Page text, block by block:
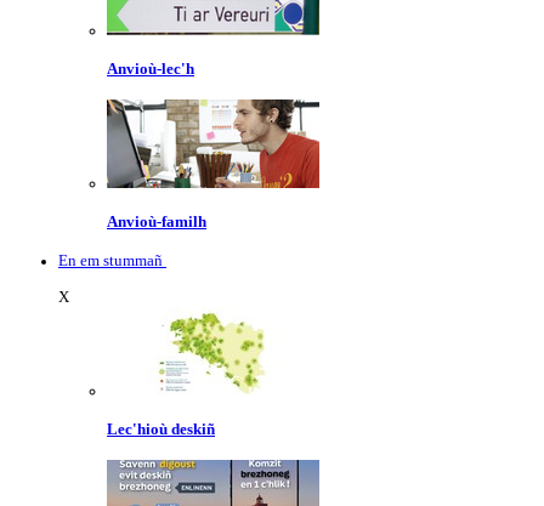
Anvioù-lec'h
Anvioù-familh
En em stummañ
X
Lec'hioù deskiñ